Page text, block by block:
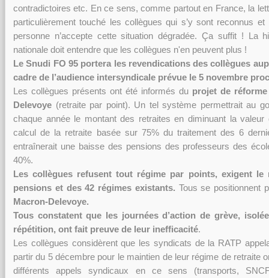
contradictoires etc. En ce sens, comme partout en France, la
particulièrement touché les collègues qui s’y sont reconnus
personne n’accepte cette situation dégradée. Ça suffit ! La
nationale doit entendre que les collègues n'en peuvent plus !
Le Snudi FO 95 portera les revendications des collègues
cadre de l’audience intersyndicale prévue le 5 novembre
Les collègues présents ont été informés du projet de
Delevoye (retraite par point). Un tel système permettrait au
chaque année le montant des retraites en diminuant la
calcul de la retraite basée sur 75% du traitement des 6
entraînerait une baisse des pensions des professeurs des
40%.
Les collègues refusent tout régime par points, exigent le
pensions et des 42 régimes existants. Tous se positionnent
Macron-Delevoye.
Tous constatent que les journées d’action de grève,
répétition, ont fait preuve de leur inefficacité.
Les collègues considèrent que les syndicats de la RATP
partir du 5 décembre pour le maintien de leur régime de retraite
différents appels syndicaux en ce sens (transports,